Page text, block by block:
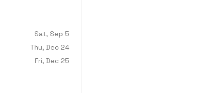
Sat, Sep 5
Thu, Dec 24
Fri, Dec 25